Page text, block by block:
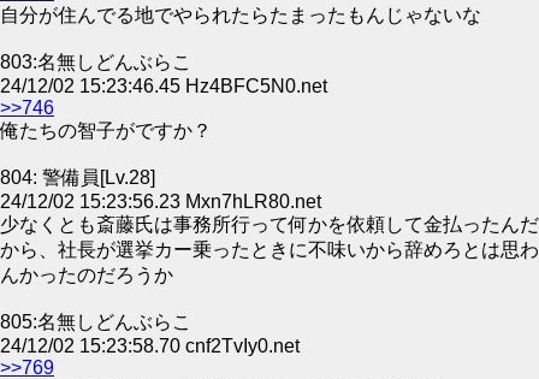
自分が住んでる地でやられたらたまったもんじゃないな
803:名無しどんぶらこ
24/12/02 15:23:46.45 Hz4BFC5N0.net
>>746
俺たちの智子がですか？
804: 警備員[Lv.28]
24/12/02 15:23:56.23 Mxn7hLR80.net
少なくとも斎藤氏は事務所行って何かを依頼して金払ったんだ
から、社長が選挙カー乗ったときに不味いから辞めろとは思わ
んかったのだろうか
805:名無しどんぶらこ
24/12/02 15:23:58.70 cnf2TvIy0.net
>>769